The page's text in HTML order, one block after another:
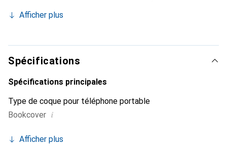
smartphone. La marque Noreve est reconnue
est toujours un bon choix pour le client exigeant.
Afficher plus
Spécifications
Spécifications principales
Type de coque pour téléphone portable
Bookcover i
Afficher plus